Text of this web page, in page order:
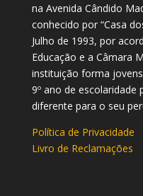
na Avenida Cândido
conhecido por “Casa
Julho de 1993, por
Educação e a Câmara
instituição forma
9º ano de
diferente para o seu
Política de Privacidade
Livro de Reclamações